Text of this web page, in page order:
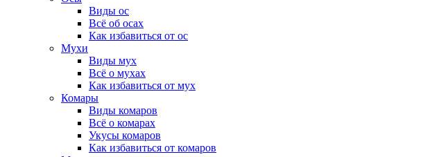
Виды ос
Всё об осах
Как избавиться от ос
Мухи
Виды мух
Всё о мухах
Как избавиться от мух
Комары
Виды комаров
Всё о комарах
Укусы комаров
Как избавиться от комаров